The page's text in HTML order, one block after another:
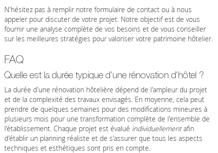
N'hésitez pas à remplir notre formulaire de contact ou à nous
appeler pour discuter de votre projet. Notre objectif est de vous
fournir une analyse complète de vos besoins et de vous conseiller
sur les meilleures stratégies pour valoriser votre patrimoine hôtelier.
FAQ
Quelle est la durée typique d'une rénovation d'hôtel ?
La durée d'une rénovation hôtelière dépend de l'ampleur du projet
et de la complexité des travaux envisagés. En moyenne, cela peut
prendre de quelques semaines pour des modifications mineures à
plusieurs mois pour une transformation complète de l'ensemble de
l'établissement. Chaque projet est évalué individuellementafin
d'établir un planning réaliste et de s'assurer que tous les aspects
techniques et esthétiques sont pris en compte.